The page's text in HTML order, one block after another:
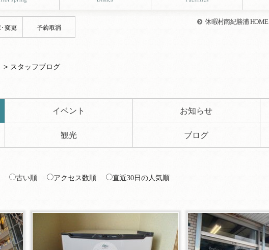
休暇村南紀勝浦 HOME
スタッフブログ
イベント お知らせ
観光 ブログ
古い順 アクセス数順 直近30日の人気順